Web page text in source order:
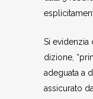
Si
dizione,
adeguata a
assicurato